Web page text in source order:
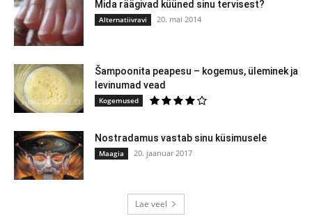
Mida räägivad küüned sinu tervisest?
Alternatiivravi 20. mai 2014
Šampoonita peapesu – kogemus, üleminek ja
levinumad vead
Kogemused
Nostradamus vastab sinu küsimusele
Maagia 20. jaanuar 2017
Lae veel